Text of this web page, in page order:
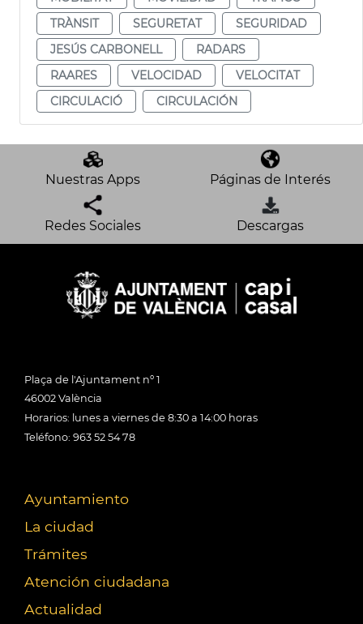
TRÀNSIT
SEGURETAT
SEGURIDAD
JESÚS CARBONELL
RADARS
RAARES
VELOCIDAD
VELOCITAT
CIRCULACIÓ
CIRCULACIÓN
Nuestras Apps Páginas de Interés
Redes Sociales Descargas
Plaça de l'Ajuntament nº 1
46002 València
Horarios: lunes a viernes de 8:30 a 14:00 horas
Teléfono: 963 52 54 78
Ayuntamiento
La ciudad
Trámites
Atención ciudadana
Actualidad